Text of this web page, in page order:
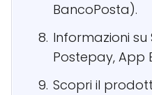
BancoPosta).
Informazioni su
Postepay, App
Scopri il